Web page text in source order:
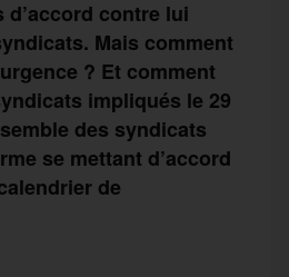
d’accord contre lui
Mais comment
? Et comment
impliqués le 29
des syndicats
se mettant d’accord
de